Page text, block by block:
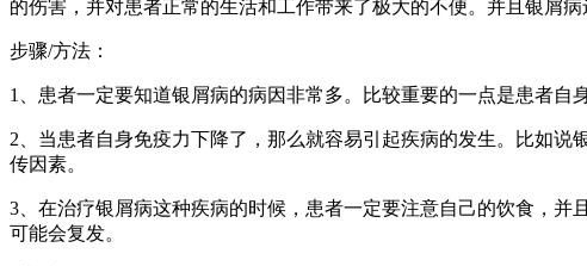
的伤害，并对患者正常的生活和工作带来了极大的不便。并且银屑
步骤/方法：
1、患者一定要知道银屑病的病因非常多。比较重要的一点是患者
2、当患者自身免疫力下降了，那么就容易引起疾病的发生。比如
传因素。
3、在治疗银屑病这种疾病的时候，患者一定要注意自己的饮食，
可能会复发。